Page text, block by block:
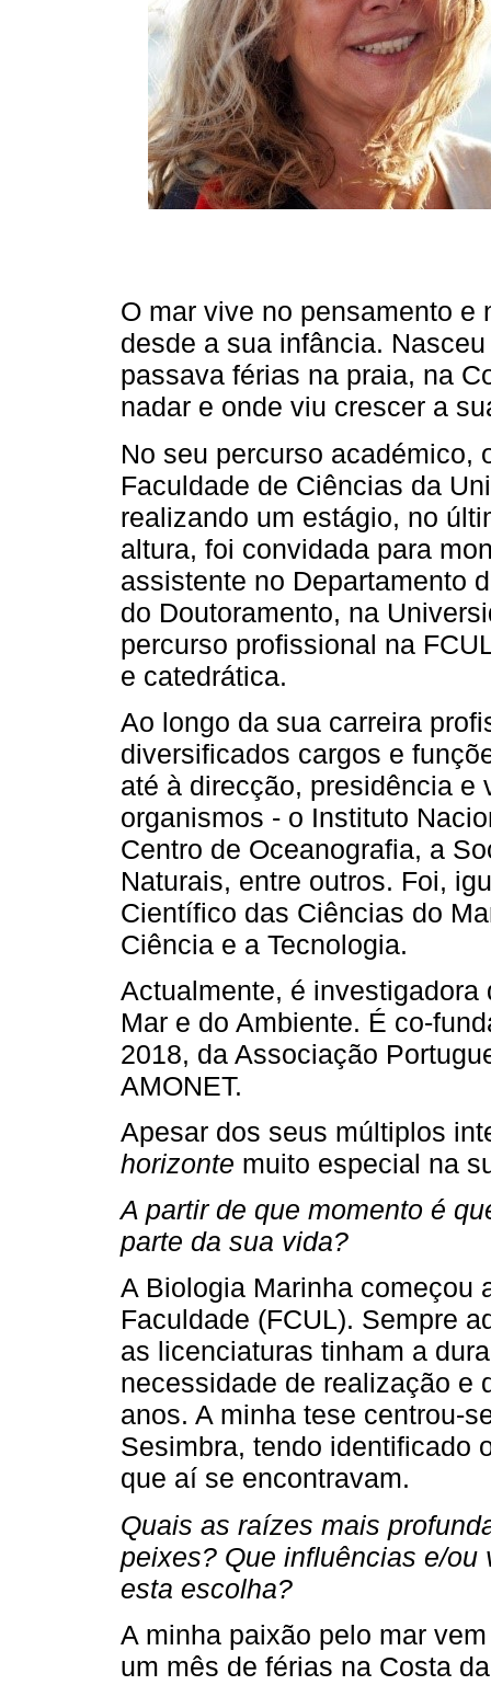
O mar vive no pensamento e
desde a sua infância.
passava férias na praia, na
nadar e onde viu crescer a
No seu percurso académico,
Faculdade de Ciências da
realizando um estágio, no
altura, foi convidada para
assistente no Departamento
do Doutoramento, na
percurso profissional na
e catedrática.
Ao longo da sua carreira
diversificados cargos e
até à direcção, presidência e
organismos - o Instituto
Centro de Oceanografia, a
Naturais, entre outros. Foi,
Científico das Ciências do
Ciência e a Tecnologia.
Actualmente, é
Mar e do Ambiente. É co-
2018, da Associação
AMONET.
Apesar dos seus múltiplos
horizonte muito especial na
A partir de que momento é
parte da sua vida?
A Biologia Marinha começou
Faculdade (FCUL). Sempre
as licenciaturas tinham a
necessidade de realização e
anos. A minha tese centrou-
Sesimbra, tendo identificado
que aí se encontravam.
Quais as raízes mais
peixes? Que influências e/
esta escolha?
A minha paixão pelo mar
um mês de férias na Costa